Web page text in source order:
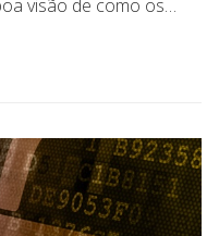
visão de como os…